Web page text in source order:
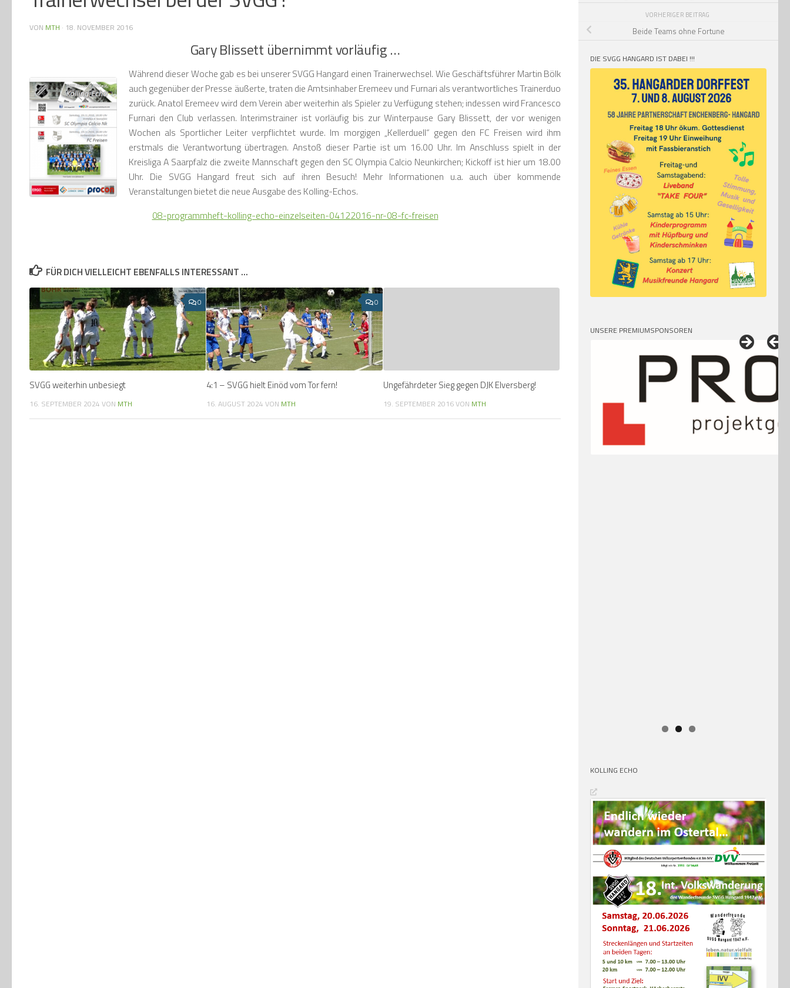
VON MTH · 18. NOVEMBER 2016
Gary Blissett übernimmt vorläufig …
Während dieser Woche gab es bei unserer SVGG Hangard einen Trainerwechsel. Wie Geschäftsführer Martin Bölk
auch gegenüber der Presse äußerte, traten die Amtsinhaber Eremeev und Furnari als verantwortliches Trainerduo
zurück. Anatol Eremeev wird dem Verein aber weiterhin als Spieler zu Verfügung stehen; indessen wird Francesco
Furnari den Club verlassen. Interimstrainer ist vorläufig bis zur Winterpause Gary Blissett, der vor wenigen
Wochen als Sportlicher Leiter verpflichtet wurde. Im morgigen „Kellerduell“ gegen den FC Freisen wird ihm
erstmals die Verantwortung übertragen. Anstoß dieser Partie ist um 16.00 Uhr. Im Anschluss spielt in der
Kreisliga A Saarpfalz die zweite Mannschaft gegen den SC Olympia Calcio Neunkirchen; Kickoff ist hier um 18.00
Uhr. Die SVGG Hangard freut sich auf ihren Besuch! Mehr Informationen u.a. auch über kommende
Veranstaltungen bietet die neue Ausgabe des Kolling-Echos.
08-programmheft-kolling-echo-einzelseiten-04122016-nr-08-fc-freisen
FÜR DICH VIELLEICHT EBENFALLS INTERESSANT …
0
SVGG weiterhin unbesiegt
16. SEPTEMBER 2024 VON MTH
0
4:1 – SVGG hielt Einöd vom Tor fern!
16. AUGUST 2024 VON MTH
Ungefährdeter Sieg gegen DJK Elversberg!
19. SEPTEMBER 2016VON MTH
VORHERIGER BEITRAG
Beide Teams ohne Fortune
DIE SVGG HANGARD IST DABEI !!!
UNSERE PREMIUMSPONSOREN
KOLLING ECHO